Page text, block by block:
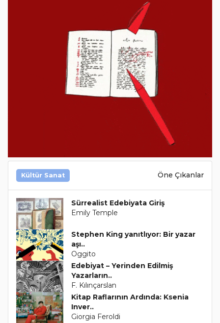
Kültür Sanat Öne Çıkanlar
Sürrealist Edebiyata Giriş
Emily Temple
Stephen King yanıtlıyor: Bir yazar
aşı..
Oggito
Edebiyat – Yerinden Edilmiş
Yazarların..
F. Kılınçarslan
Kitap Raflarının Ardında: Ksenia
Inver..
Giorgia Feroldi